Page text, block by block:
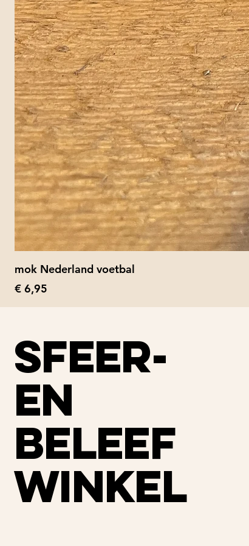
mok Nederland voetbal
Prijs
€ 6,95
sfeer-
en
beleef
winkel